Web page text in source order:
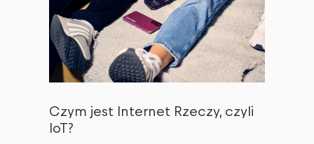
Czym jest Internet Rzeczy, czyli
IoT?